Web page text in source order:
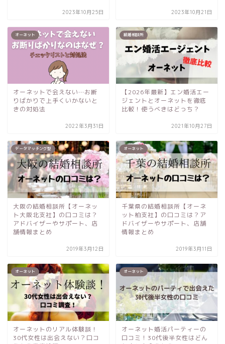
2023年10月25日 2023年10月21日
オーネット
オーネットで会えない…お断
りばかりで上手くいかないと
きの対処法
2022年3月31日
結婚相談所
【2026年最新】エン婚活エー
ジェントとオーネットを徹底
比較！使うべきはどっち？
2021年10月27日
データマッチング型
大阪の結婚相談所【オーネッ
ト大阪北支社】の口コミは？
アドバイザーやサポート、店
舗情報まとめ
2019年3月12日
オーネット
千葉県の結婚相談所【オーネ
ット柏支社】の口コミは？ア
ドバイザーやサポート、店舗
情報まとめ
2019年3月11日
オーネット
オーネットのリアル体験談！
30代女性は出会えない？口コ
オーネット
オーネット婚活パーティーの
口コミ！30代後半女性はどん